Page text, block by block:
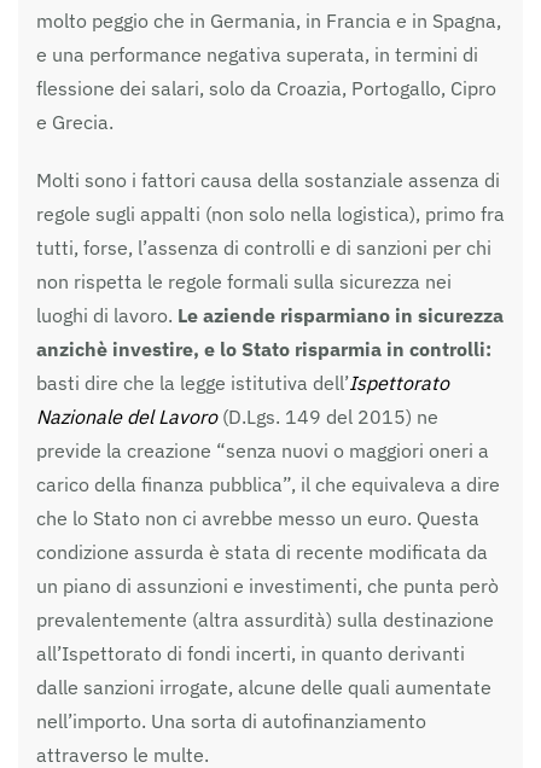
molto peggio che in Germania, in Francia e in Spagna,
e una performance negativa superata, in termini di
flessione dei salari, solo da Croazia, Portogallo, Cipro
e Grecia.
Molti sono i fattori causa della sostanziale assenza di
regole sugli appalti (non solo nella logistica), primo fra
tutti, forse, l’assenza di controlli e di sanzioni per chi
non rispetta le regole formali sulla sicurezza nei
luoghi di lavoro. Le aziende risparmiano in sicurezza
anzichè investire, e lo Stato risparmia in controlli:
basti dire che la legge istitutiva dell’Ispettorato
Nazionale del Lavoro(D.Lgs. 149 del 2015) ne
previde la creazione “senza nuovi o maggiori oneri a
carico della finanza pubblica”, il che equivaleva a dire
che lo Stato non ci avrebbe messo un euro. Questa
condizione assurda è stata di recente modificata da
un piano di assunzioni e investimenti, che punta però
prevalentemente (altra assurdità) sulla destinazione
all’Ispettorato di fondi incerti, in quanto derivanti
dalle sanzioni irrogate, alcune delle quali aumentate
nell’importo. Una sorta di autofinanziamento
attraverso le multe.